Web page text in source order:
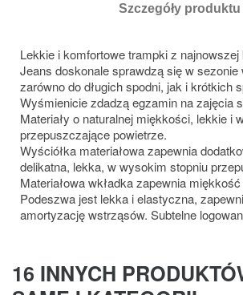
Szczegóły produktu
Lekkie i komfortowe trampki z
Jeans doskonale sprawdzą się w sezonie
zarówno do długich spodni, jak i krótkich
Wyśmienicie zdadzą egzamin na zajęcia
Materiały o naturalnej miękkości, lekkie i
przepuszczające powietrze.
Wyściółka materiałowa zapewnia
delikatna, lekka, w wysokim stopniu
Materiałowa wkładka zapewnia
Podeszwa jest lekka i elastyczna,
amortyzację wstrząsów. Subtelne
16 INNYCH